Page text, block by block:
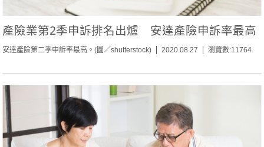
產險業第2季申訴排名出爐 安達產險申訴率最高
安達產險第二季申訴率最高。(圖／shutterstock) 2020.08.27 瀏覽數:11764